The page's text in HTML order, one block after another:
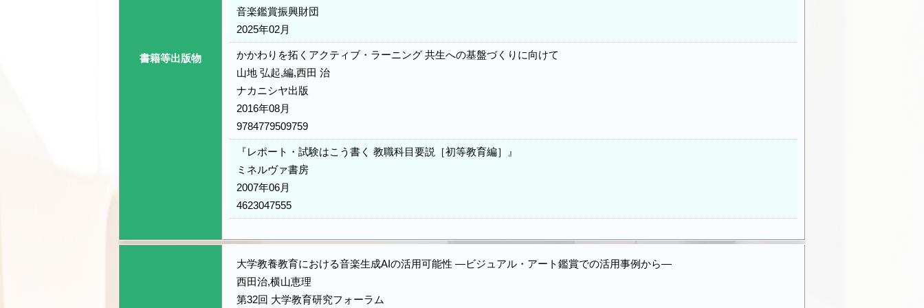
書籍等出版物
音楽鑑賞振興財団
2025年02月
かかわりを拓くアクティブ・ラーニング 共生への基盤づくりに向けて
山地 弘起,編,西田 治
ナカニシヤ出版
2016年08月
9784779509759
『レポート・試験はこう書く 教職科目要説［初等教育編］』
ミネルヴァ書房
2007年06月
4623047555
大学教養教育における音楽生成AIの活用可能性 ―ビジュアル・アート鑑賞での活用事例から―
西田治,横山恵理
第32回 大学教育研究フォーラム